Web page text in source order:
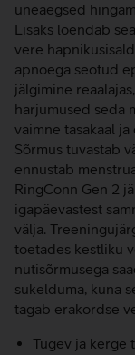
uneaegsed
Lisaks loendab
vere
apnoega seotud
jälgimine
harjumused seda
vaimne tasakaal
Sõrmus tuvastab
ennustab
RingConn Gen 2
igapäevastest
välja.
toetades kestliku
nutisõrmusega
sukelduma, kuna
tagab erakordse
Tugev ja kerge